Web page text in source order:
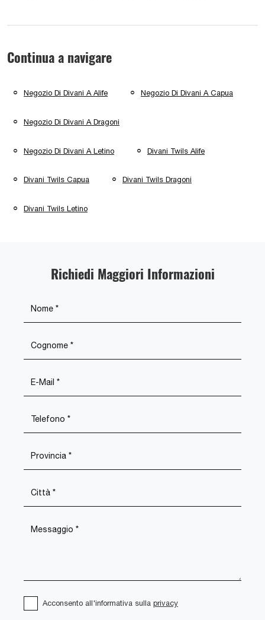
Continua a navigare
Negozio Di Divani A Alife Negozio Di Divani A Capua
Negozio Di Divani A Dragoni
Negozio Di Divani A Letino Divani Twils Alife
Divani Twils Capua Divani Twils Dragoni
Divani Twils Letino
Richiedi Maggiori Informazioni
Acconsento all'informativa sulla privacy